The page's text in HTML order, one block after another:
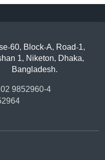
60, Block-A, Road-1,
1, Niketon, Dhaka,
Bangladesh.
9852960-4